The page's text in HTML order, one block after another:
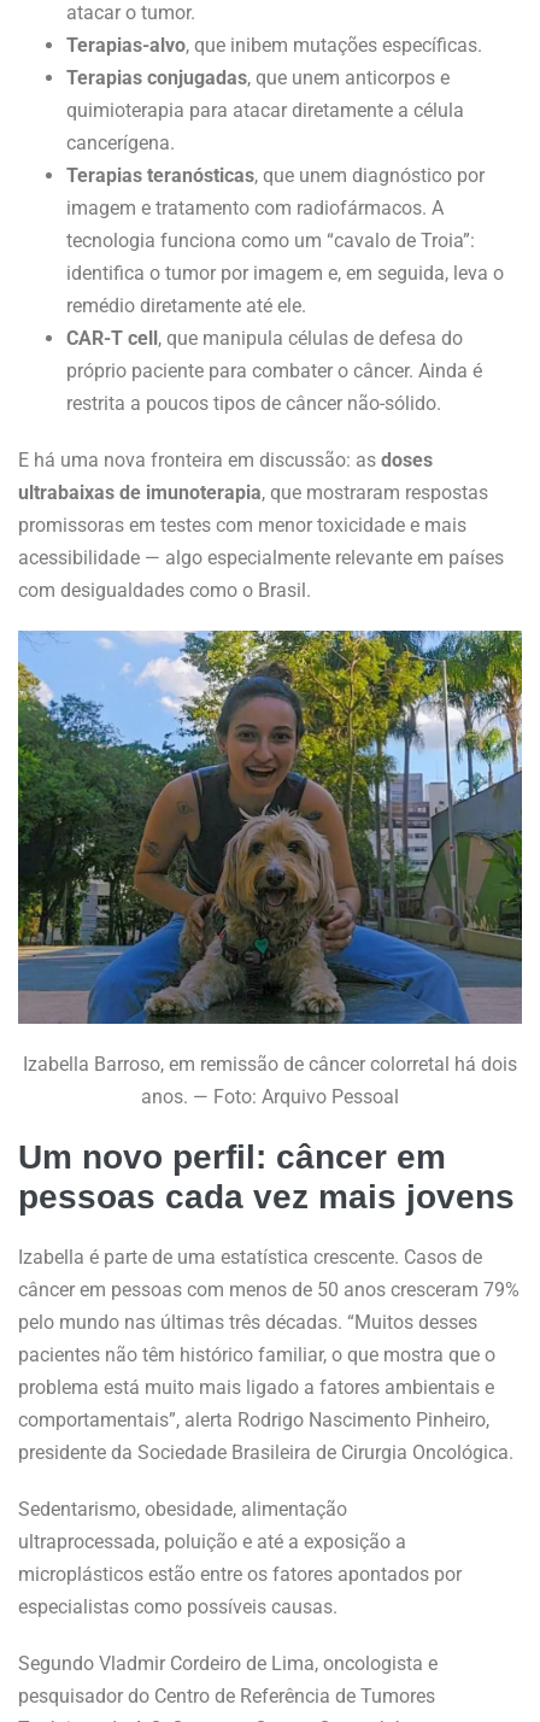
atacar o tumor.
Terapias-alvo, que inibem mutações específicas.
Terapias conjugadas, que unem anticorpos e
quimioterapia para atacar diretamente a célula
cancerígena.
Terapias teranósticas, que unem diagnóstico por
imagem e tratamento com radiofármacos. A
tecnologia funciona como um “cavalo de Troia”:
identifica o tumor por imagem e, em seguida, leva o
remédio diretamente até ele.
CAR-T cell , que manipula células de defesa do
próprio paciente para combater o câncer. Ainda é
restrita a poucos tipos de câncer não-sólido.
E há uma nova fronteira em discussão: as doses
ultrabaixas de imunoterapia, que mostraram respostas
promissoras em testes com menor toxicidade e mais
acessibilidade — algo especialmente relevante em países
com desigualdades como o Brasil.
Izabella Barroso, em remissão de câncer colorretal há dois
anos. — Foto: Arquivo Pessoal
Um novo perfil: câncer em
pessoas cada vez mais jovens
Izabella é parte de uma estatística crescente. Casos de
câncer em pessoas com menos de 50 anos cresceram 79%
pelo mundo nas últimas três décadas. “Muitos desses
pacientes não têm histórico familiar, o que mostra que o
problema está muito mais ligado a fatores ambientais e
comportamentais”, alerta Rodrigo Nascimento Pinheiro,
presidente da Sociedade Brasileira de Cirurgia Oncológica.
Sedentarismo, obesidade, alimentação
ultraprocessada, poluição e até a exposição a
microplásticos estão entre os fatores apontados por
especialistas como possíveis causas.
Segundo Vladmir Cordeiro de Lima, oncologista e
pesquisador do Centro de Referência de Tumores